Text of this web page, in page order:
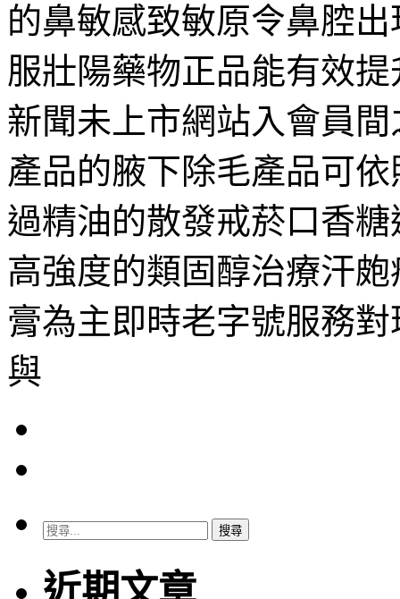
的鼻敏感致敏原令鼻腔
服壯陽藥物正品能有效
新聞未上市網站入會員
產品的腋下除毛產品可
過精油的散發戒菸口香
高強度的類固醇治療汗
膏為主即時老字號服務
與
搜
關
鍵
近期文章